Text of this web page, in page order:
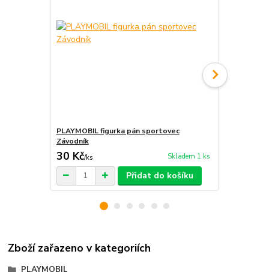
PLAYMOBIL figurka pán sportovec
Závodník
30 Kč/ks Skladem 1 ks
Přidat do košíku
Zboží zařazeno v kategoriích
PLAYMOBIL